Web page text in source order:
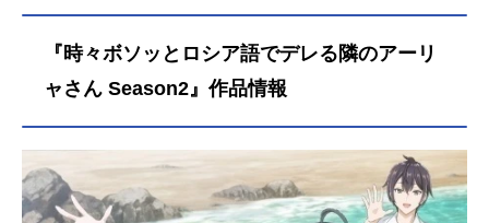
『時々ボソッとロシア語でデレる隣のアーリ
ャさん Season2』作品情報